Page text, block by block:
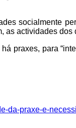
socialmente
as actividades dos
praxes, para
da-praxe-e-